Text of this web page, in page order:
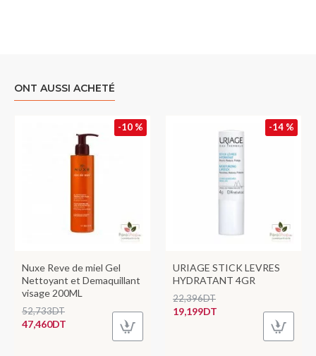
ONT AUSSI ACHETÉ
-10 %
Nuxe Reve de miel Gel
Nettoyant et Demaquillant
visage 200ML
47,460DT
52,733DT
-14 %
URIAGE STICK LEVRES
HYDRATANT 4GR
19,199DT
22,396DT